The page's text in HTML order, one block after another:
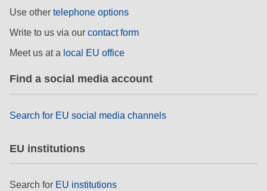
Use other telephone options
Write to us via our contact form
Meet us at a local EU office
Find a social media account
Search for EU social media channels
EU institutions
Search for EU institutions